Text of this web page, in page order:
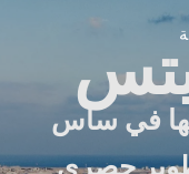
في ساس
حصري